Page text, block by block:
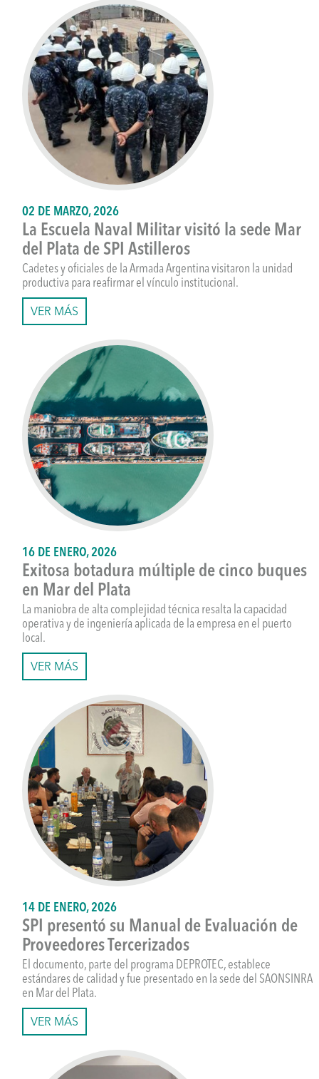
02 DE MARZO, 2026
La Escuela Naval Militar visitó la sede Mar
del Plata de SPI Astilleros
Cadetes y oficiales de la Armada Argentina visitaron la unidad
productiva para reafirmar el vínculo institucional.
VER MÁS
16 DE ENERO, 2026
Exitosa botadura múltiple de cinco buques
en Mar del Plata
La maniobra de alta complejidad técnica resalta la capacidad
operativa y de ingeniería aplicada de la empresa en el puerto
local.
VER MÁS
14 DE ENERO, 2026
SPI presentó su Manual de Evaluación de
Proveedores Tercerizados
El documento, parte del programa DEPROTEC, establece
estándares de calidad y fue presentado en la sede del SAONSINRA
en Mar del Plata.
VER MÁS